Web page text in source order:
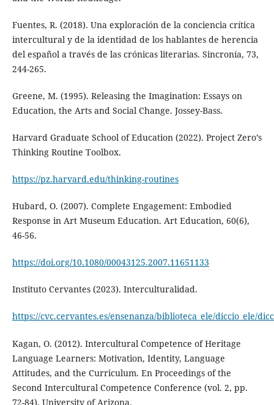
Fuentes, R. (2018). Una exploración de la conciencia crítica
intercultural y de la identidad de los hablantes de herencia
del español a través de las crónicas literarias. Sincronía, 73,
244-265.
Greene, M. (1995). Releasing the Imagination: Essays on
Education, the Arts and Social Change. Jossey-Bass.
Harvard Graduate School of Education (2022). Project Zero’s
Thinking Routine Toolbox.
https://pz.harvard.edu/thinking-routines
Hubard, O. (2007). Complete Engagement: Embodied
Response in Art Museum Education. Art Education, 60(6),
46-56.
https://doi.org/10.1080/00043125.2007.11651133
Instituto Cervantes (2023). Interculturalidad.
https://cvc.cervantes.es/ensenanza/biblioteca_ele/diccio_ele/
Kagan, O. (2012). Intercultural Competence of Heritage
Language Learners: Motivation, Identity, Language
Attitudes, and the Curriculum. En Proceedings of the
Second Intercultural Competence Conference (vol. 2, pp.
72-84), University of Arizona.